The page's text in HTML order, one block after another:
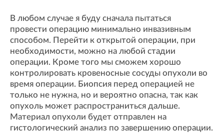
В любом случае я буду сначала пытаться
провести операцию минимально инвазивным
способом. Перейти к открытой операции, при
необходимости, можно на любой стадии
операции. Кроме того мы сможем хорошо
контролировать кровеносные сосуды опухоли во
время операции. Биопсия перед операцией не
только не нужна, но и вероятно опасна, так как
опухоль может распространиться дальше.
Материал опухоли будет отправлен на
гистологический анализ по завершению операции.